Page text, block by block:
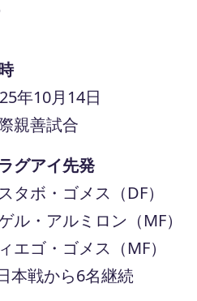
年10月14日
親善試合
グアイ先発
タボ・ゴメス（DF）
ル・アルミロン（MF）
エゴ・ゴメス（MF）
本戦から6名継続